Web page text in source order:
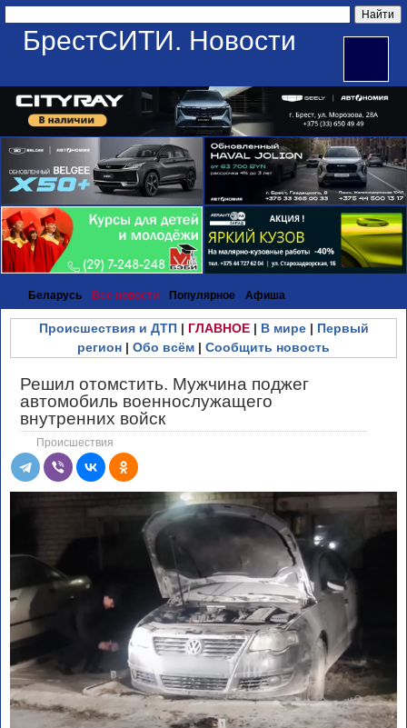
БрестСИТИ. Новости
Беларусь Все новости Популярное Афиша
Происшествия и ДТП| ГЛАВНОЕ| В мире| Первый
регион | Обо всём | Сообщить новость
Решил отомстить. Мужчина поджег
автомобиль военнослужащего
внутренних войск
Происшествия